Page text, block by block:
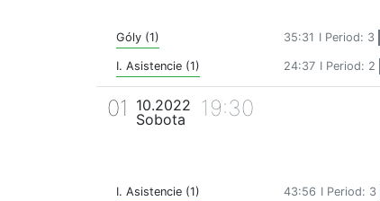
Góly (1) 35:31 I Period: 3
I. Asistencie (1) 24:37 I Period: 2
01
10.2022
Sobota
19:30
I. Asistencie (1) 43:56 I Period: 3